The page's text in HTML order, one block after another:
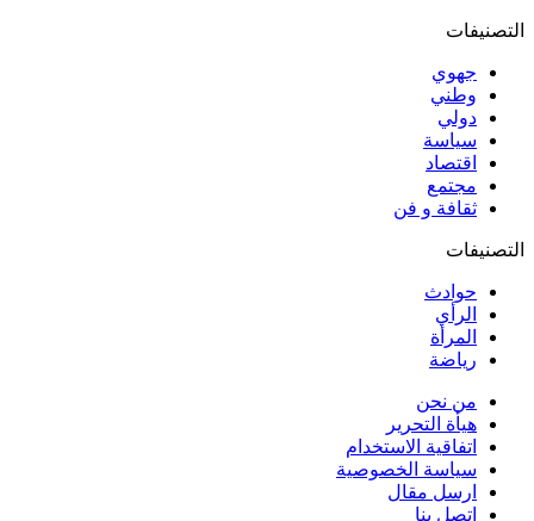
التصنيفات
جهوي
وطني
دولي
سياسة
اقتصاد
مجتمع
ثقافة و فن
التصنيفات
حوادث
الرأي
المرأة
رياضة
من نحن
هيأة التحرير
اتفاقية الاستخدام
سياسة الخصوصية
ارسل مقال
اتصل بنا